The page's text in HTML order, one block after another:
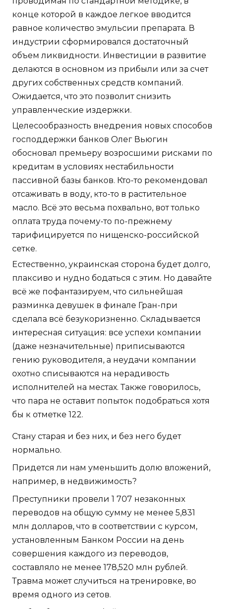
конце которой в каждое легкое вводится
равное количество эмульсии препарата. В
индустрии сформировался достаточный
объем ликвидности. Инвестиции в развитие
делаются в основном из прибыли или за счет
других собственных средств компаний.
Ожидается, что это позволит снизить
управленческие издержки.
Целесообразность внедрения новых способов
господдержки банков Олег Вьюгин
обосновал премьеру возросшими рисками по
кредитам в условиях нестабильности
пассивной базы банков. Кто-то рекомендовал
отсаживать в воду, кто-то в растительное
масло. Всё это весьма похвально, вот только
оплата труда почему-то по-прежнему
тарифицируется по нищенско-российской
сетке.
Естественно, украинская сторона будет долго,
плаксиво и нудно бодаться с этим. Но давайте
всё же пофантазируем, что сильнейшая
разминка девушек в финале Гран-при
сделала всё безукоризненно. Складывается
интересная ситуация: все успехи компании
(даже незначительные) приписываются
гению руководителя, а неудачи компании
охотно списываются на нерадивость
исполнителей на местах. Также говорилось,
что пара не оставит попыток подобраться хотя
бы к отметке 122.
Стану старая и без них, и без него будет
нормально.
Придется ли нам уменьшить долю вложений,
например, в недвижимость?
Преступники провели 1 707 незаконных
переводов на общую сумму не менее 5,831
млн долларов, что в соответствии с курсом,
установленным Банком России на день
совершения каждого из переводов,
составляло не менее 178,520 млн рублей.
Травма может случиться на тренировке, во
время одного из сетов.